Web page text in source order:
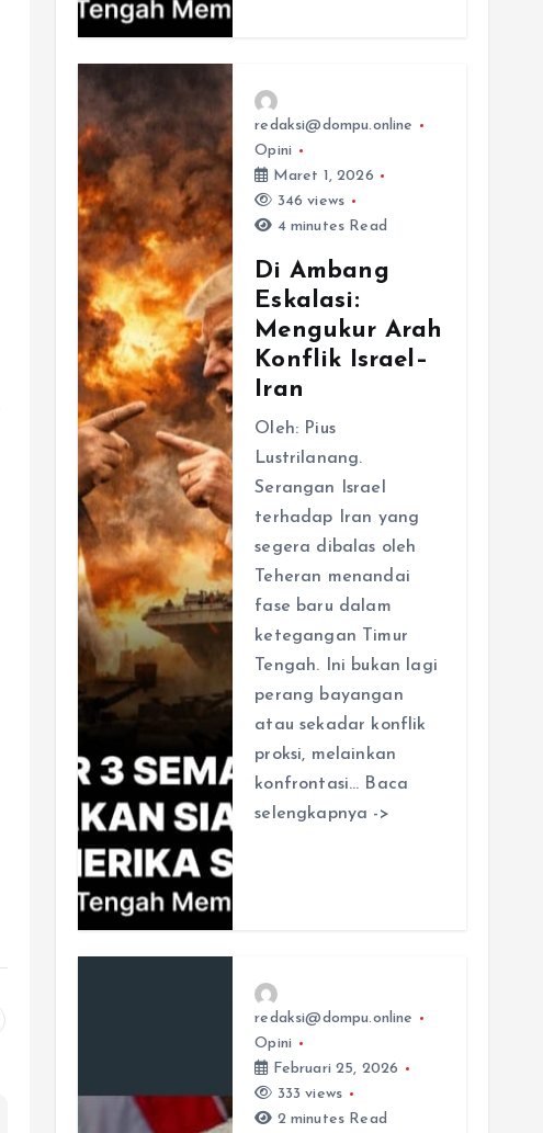
redaksi@dompu.online
Opini
Maret 1, 2026
346 views
4 minutes Read
Di Ambang
Eskalasi:
Mengukur Arah
Konflik Israel–
Iran
Oleh: Pius
Lustrilanang.
Serangan Israel
terhadap Iran yang
segera dibalas oleh
Teheran menandai
fase baru dalam
ketegangan Timur
Tengah. Ini bukan lagi
perang bayangan
atau sekadar konflik
proksi, melainkan
konfrontasi… Baca
selengkapnya ->
redaksi@dompu.online
Opini
Februari 25, 2026
333 views
2 minutes Read